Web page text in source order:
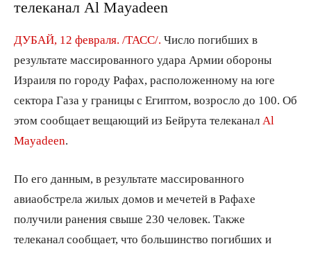
телеканал Al Mayadeen
ДУБАЙ, 12 февраля. /ТАСС/. Число погибших в
результате массированного удара Армии обороны
Израиля по городу Рафах, расположенному на юге
сектора Газа у границы с Египтом, возросло до 100. Об
этом сообщает вещающий из Бейрута телеканал Al
Mayadeen
По его данным, в результате массированного
авиаобстрела жилых домов и мечетей в Рафахе
получили ранения свыше 230 человек. Также
телеканал сообщает, что большинство погибших и